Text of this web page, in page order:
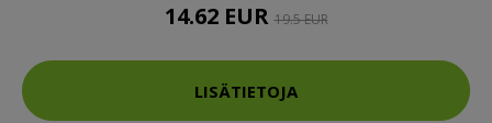
14.62 EUR19.5 EUR
LISÄTIETOJA